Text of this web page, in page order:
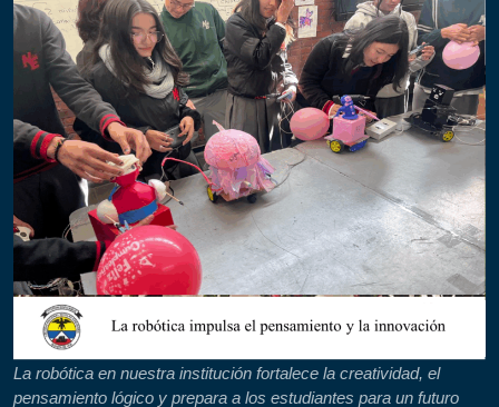
La robótica en nuestra institución fortalece la creatividad, el
pensamiento lógico y prepara a los estudiantes para un futuro